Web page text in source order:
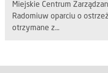
Miejskie Centrum
Radomiuw oparciu o
otrzymane z...